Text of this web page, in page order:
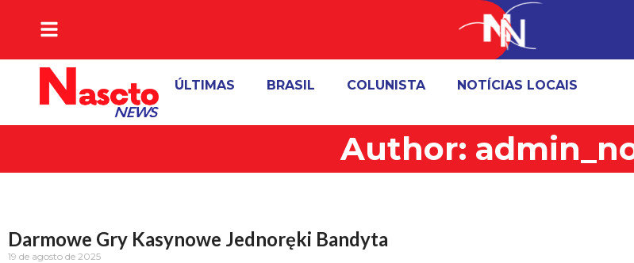
ÚLTIMAS BRASIL COLUNISTA NOTÍCIAS LOCAIS
Author:
Darmowe Gry Kasynowe Jednoręki Bandyta
19 de agosto de 2025